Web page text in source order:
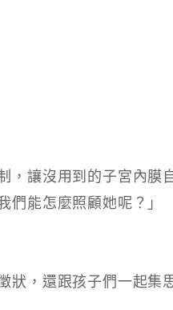
，讓沒用到的子宮內膜
能怎麼照顧她呢？」
狀，還跟孩子們一起集